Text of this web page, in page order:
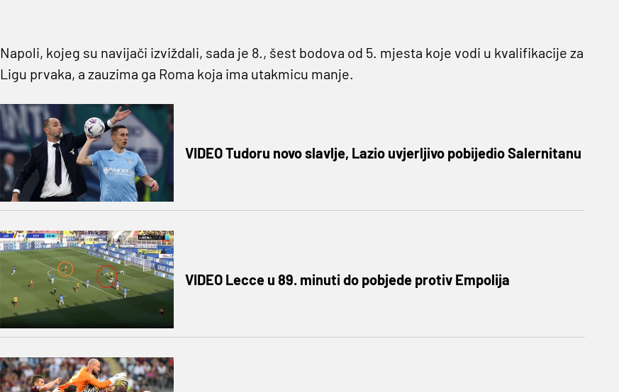
Napoli, kojeg su navijači izviždali, sada je 8., šest bodova od 5. mjesta koje vodi u kvalifikacije za
Ligu prvaka, a zauzima ga Roma koja ima utakmicu manje.
VIDEO Tudoru novo slavlje, Lazio uvjerljivo pobijedio Salernitanu
VIDEO Lecce u 89. minuti do pobjede protiv Empolija